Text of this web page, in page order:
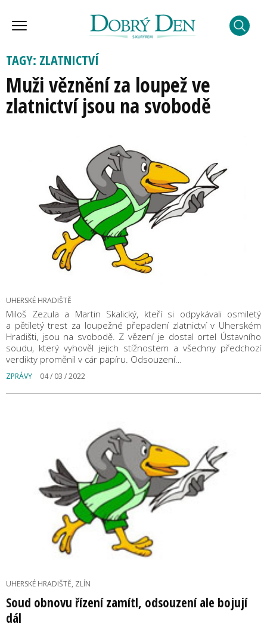
TAGY: ZLATNICTVÍ
Muži věznění za loupež ve
zlatnictví jsou na svobodě
UHERSKÉ HRADIŠTĚ
Miloš Zezula a Martin Skalický, kteří si odpykávali osmiletý
a pětiletý trest za loupežné přepadení zlatnictví v Uherském
Hradišti, jsou na svobodě. Z vězení je dostal ortel Ústavního
soudu, který vyhověl jejich stížnostem a všechny předchozí
verdikty proměnil v cár papíru. Odsouzení…
ZPRÁVY 04 / 03 / 2022
UHERSKÉ HRADIŠTĚ, ZLÍN
Soud obnovu řízení zamítl, odsouzení ale bojují
dál